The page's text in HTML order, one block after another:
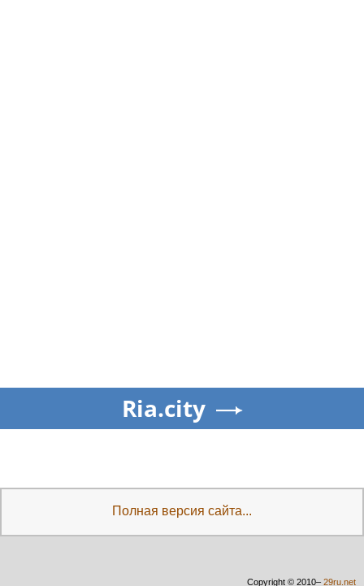
Ria.city
Полная версия сайта...
Copyright © 2010– 29ru.net